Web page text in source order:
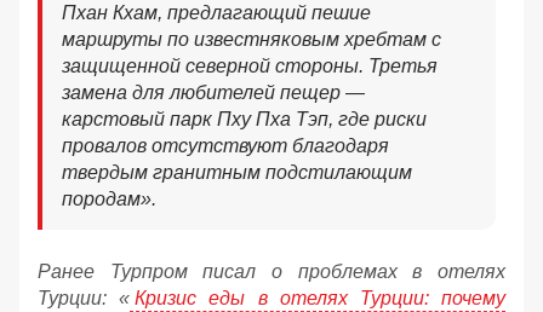
Пхан Кхам, предлагающий пешие
маршруты по известняковым хребтам с
защищенной северной стороны. Третья
замена для любителей пещер —
карстовый парк Пху Пха Тэп, где риски
провалов отсутствуют благодаря
твердым гранитным подстилающим
породам».
Ранее Турпром писал о проблемах в отелях
Турции: « Кризис еды в отелях Турции: почему